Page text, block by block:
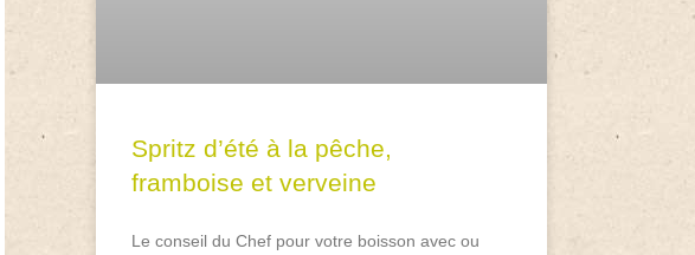
Spritz d’été à la pêche,
framboise et verveine
Le conseil du Chef pour votre boisson avec ou